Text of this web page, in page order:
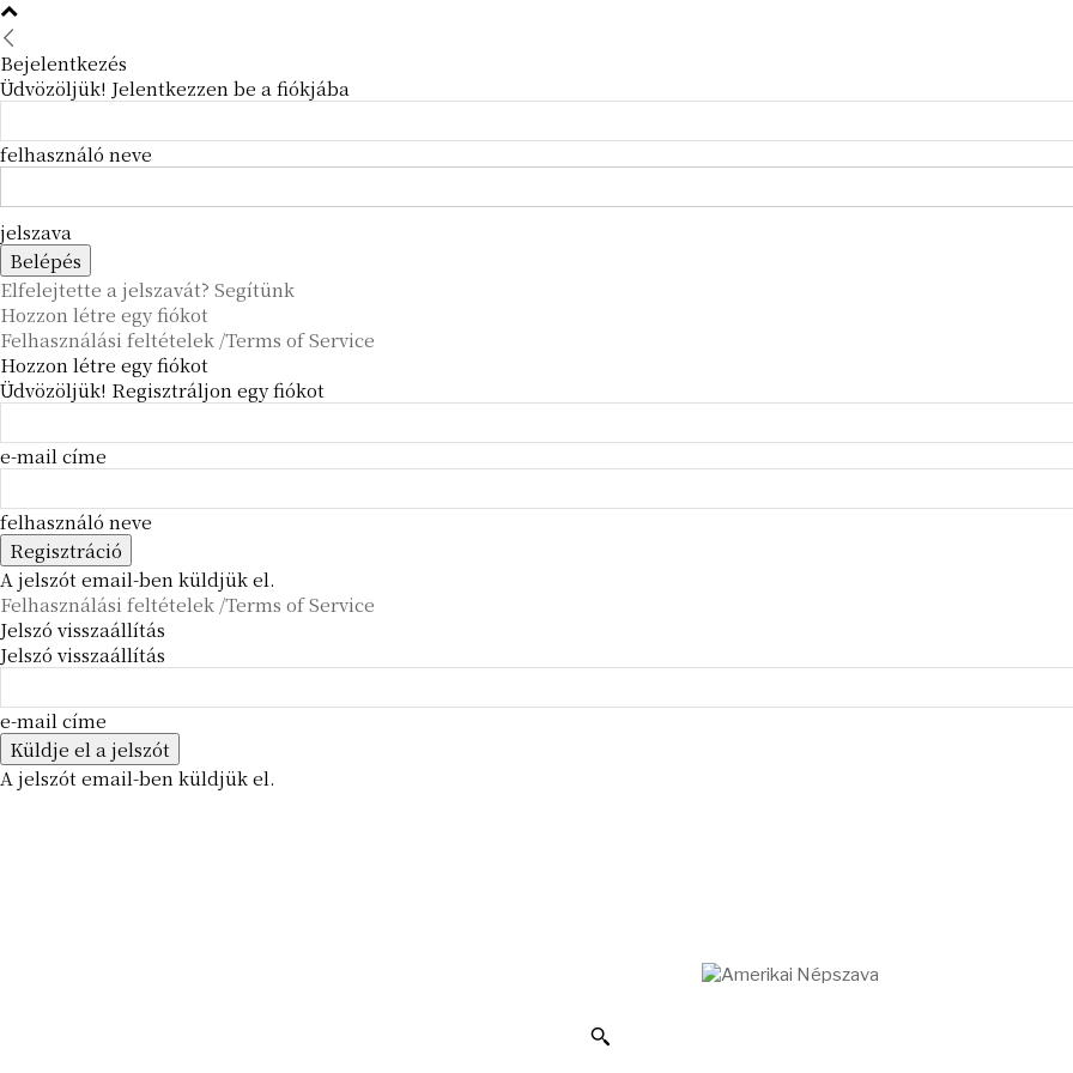
Bejelentkezés
Üdvözöljük! Jelentkezzen be a fiókjába
felhasználó neve
jelszava
Elfelejtette a jelszavát? Segítünk
Hozzon létre egy fiókot
Felhasználási feltételek /Terms of Service
Hozzon létre egy fiókot
Üdvözöljük! Regisztráljon egy fiókot
e-mail címe
felhasználó neve
A jelszót email-ben küldjük el.
Felhasználási feltételek /Terms of Service
Jelszó visszaállítás
Jelszó visszaállítás
e-mail címe
A jelszót email-ben küldjük el.